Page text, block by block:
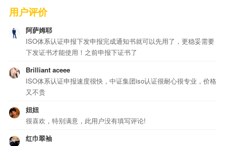
用户评价
阿萨姆耶
ISO体系认证申报下发申报完成通知书就可以先用了，更稳妥需要
下发证书才能使用！之前申报下证书了
Brilliant aceee
ISO体系认证申报速度很快，中证集团iso认证很耐心很专业，价格
又不贵
妞妞
很喜欢，特别满意，此用户没有填写评论!
红巾翠袖